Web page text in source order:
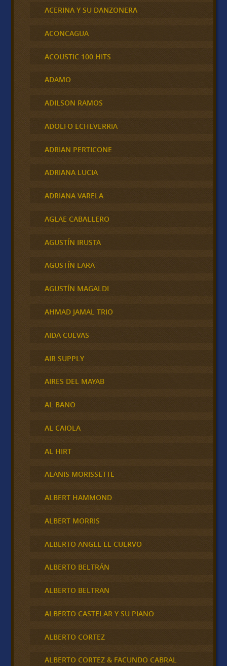
ACERINA Y SU DANZONERA
ACONCAGUA
ACOUSTIC 100 HITS
ADAMO
ADILSON RAMOS
ADOLFO ECHEVERRIA
ADRIAN PERTICONE
ADRIANA LUCIA
ADRIANA VARELA
AGLAE CABALLERO
AGUSTÍN IRUSTA
AGUSTÍN LARA
AGUSTÍN MAGALDI
AHMAD JAMAL TRIO
AIDA CUEVAS
AIR SUPPLY
AIRES DEL MAYAB
AL BANO
AL CAIOLA
AL HIRT
ALANIS MORISSETTE
ALBERT HAMMOND
ALBERT MORRIS
ALBERTO ANGEL EL CUERVO
ALBERTO BELTRÁN
ALBERTO BELTRAN
ALBERTO CASTELAR Y SU PIANO
ALBERTO CORTEZ
ALBERTO CORTEZ & FACUNDO CABRAL